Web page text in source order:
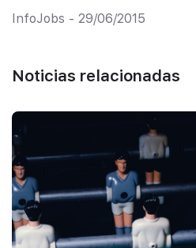
InfoJobs - 29/06/2015
Noticias relacionadas